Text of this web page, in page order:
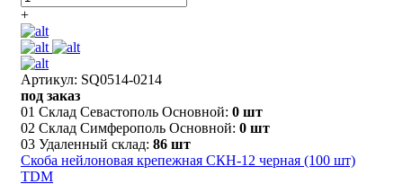
+
Артикул: SQ0514-0214
под заказ
01 Склад Севастополь Основной: 0 шт
02 Склад Симферополь Основной: 0 шт
03 Удаленный склад: 86 шт
Скоба нейлоновая крепежная СКН-12 черная (100 шт)
TDM